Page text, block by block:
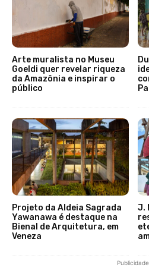
Arte muralista no Museu
Goeldi quer revelar riqueza
da Amazônia e inspirar o
público
Projeto da Aldeia Sagrada
Yawanawa é destaque na
Bienal de Arquitetura, em
Veneza
J.
Publicidade